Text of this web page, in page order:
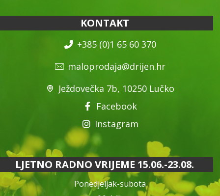
KONTAKT
+385 (0)1 65 60 370
maloprodaja@drijen.hr
Ježdovečka 7b, 10250 Lučko
Facebook
Instagram
LJETNO RADNO VRIJEME 15.06.-23.08.
Ponedjeljak-subota